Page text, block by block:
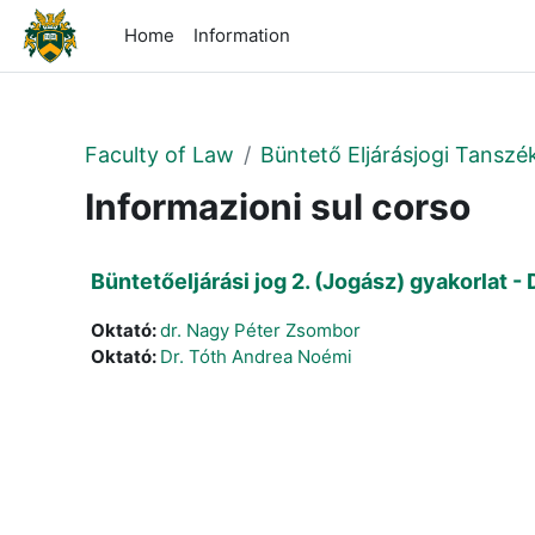
Vai al contenuto principale
Home
Information
Faculty of Law Büntető Eljárásjogi
Informazioni sul corso
Büntetőeljárási jog 2. (Jogász) gyakorlat -
Oktató:dr. Nagy Péter Zsombor
Oktató: Dr. Tóth Andrea Noémi